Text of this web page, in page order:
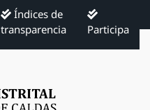
Índices de
transparencia
Participa